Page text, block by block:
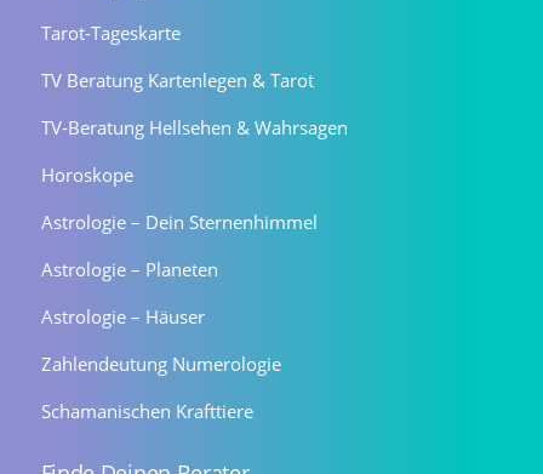
Tarot-Tageskarte
TV Beratung Kartenlegen & Tarot
TV-Beratung Hellsehen & Wahrsagen
Horoskope
Astrologie – Dein Sternenhimmel
Astrologie – Planeten
Astrologie – Häuser
Zahlendeutung Numerologie
Schamanischen Krafttiere